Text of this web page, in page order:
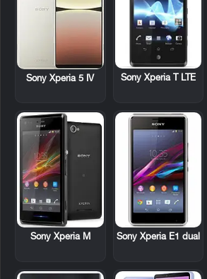
Sony Xperia T LTE
Sony Xperia 5 IV
Sony Xperia E1 dual
Sony Xperia M